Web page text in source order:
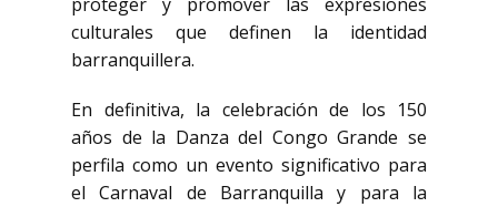
culturales que definen la identidad
barranquillera.
En definitiva, la celebración de los 150
años de la Danza del Congo Grande se
perfila como un evento significativo para
el Carnaval de Barranquilla y para la